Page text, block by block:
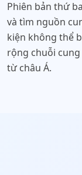
Phiên bản thứ
và tìm nguồn
kiện không thể
rộng chuỗi
từ châu Á.